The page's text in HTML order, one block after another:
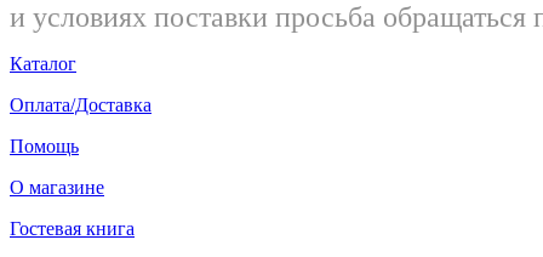
и условиях поставки просьба
Каталог
Оплата/Доставка
Помощь
О магазине
Гостевая книга